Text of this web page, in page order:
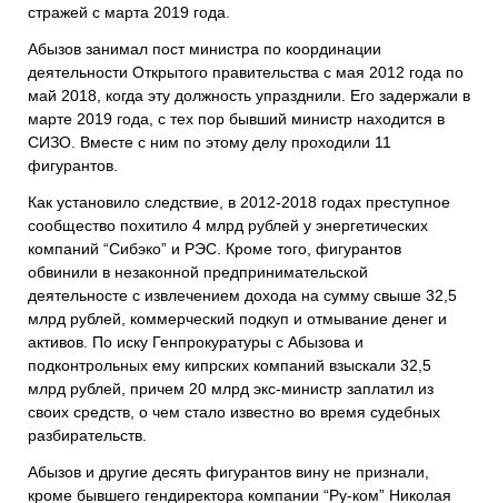
стражей с марта 2019 года.
Абызов занимал пост министра по координации
деятельности Открытого правительства с мая 2012 года по
май 2018, когда эту должность упразднили. Его задержали в
марте 2019 года, с тех пор бывший министр находится в
СИЗО. Вместе с ним по этому делу проходили 11
фигурантов.
Как установило следствие, в 2012-2018 годах преступное
сообщество похитило 4 млрд рублей у энергетических
компаний “Сибэко” и РЭС. Кроме того, фигурантов
обвинили в незаконной предпринимательской
деятельносте с извлечением дохода на сумму свыше 32,5
млрд рублей, коммерческий подкуп и отмывание денег и
активов. По иску Генпрокуратуры с Абызова и
подконтрольных ему кипрских компаний взыскали 32,5
млрд рублей, причем 20 млрд экс-министр заплатил из
своих средств, о чем стало известно во время судебных
разбирательств.
Абызов и другие десять фигурантов вину не признали,
кроме бывшего гендиректора компании “Ру-ком” Николая